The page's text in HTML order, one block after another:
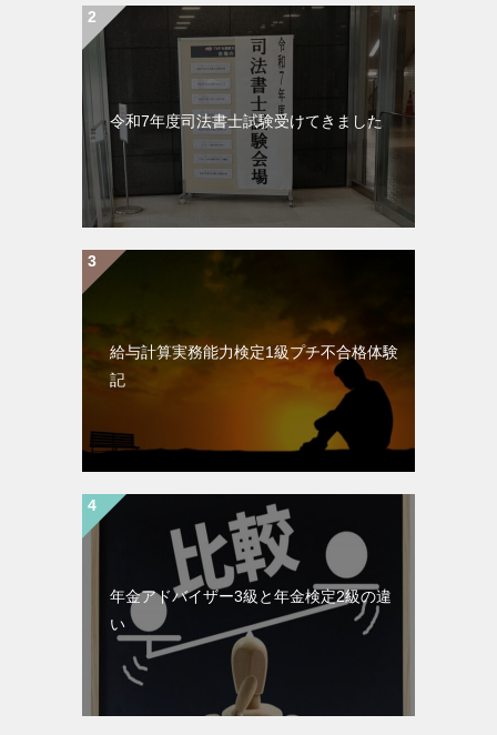
令和7年度司法書士試験受けてきました
給与計算実務能力検定1級プチ不合格体験
記
年金アドバイザー3級と年金検定2級の違
い